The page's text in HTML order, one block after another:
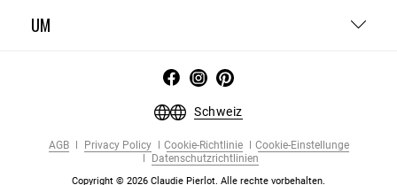
UM
Schweiz
AGB Privacy Policy Cookie-Richtlinie
Cookie-Einstellunge
Datenschutzrichtlinien
Copyright © 2026 Claudie Pierlot. Alle rechte vorbehalten.